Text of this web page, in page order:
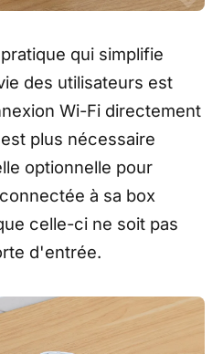
qui simplifie
des utilisateurs est
Wi-Fi directement
plus nécessaire
optionnelle pour
à sa box
celle-ci ne soit pas
d'entrée.